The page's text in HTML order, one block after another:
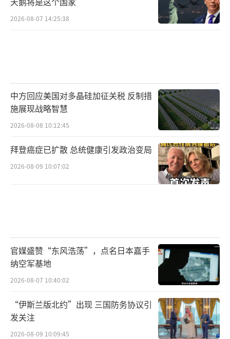
可容纳该舰的浮动船坞。但朝鲜似乎铁了心
要“自力更生”。从5月29日开始，焊工们日夜
然而，自力更生的代价是巨大的。舰艏切
除后，朝鲜只能用钢板焊制临时舰首，这种应
急措施不仅影响军舰的外观，更可能导致结构
强度不足。英国简氏防务分析认为，事故根源
在于造船工艺缺陷——朝鲜缺乏精密配载计算系
统，仅靠经验公式估算重心，这在现代化舰船
计划6月服役的驱逐舰至少推迟18个月，这对急
需更新舰队的朝鲜来说是沉重打击。更严重的
是，“神盾舰”的神话被打破，国际社会对朝
韩国东亚研究所指出，这次翻沉暴露的不
仅是朝鲜的技术缺陷，更是整个军工体系的脆
2026-08-07 14:25:38
中方回应美国对多晶硅加征关税 反制措
施展现战略智慧
2026-08-08 10:12:45
拜登癌症已扩散 总统健康引发政治变局
2026-08-09 10:07:02
官媒盛赞“东风浩荡”，点名日本嘉手
纳空军基地
2026-08-07 10:40:02
“伊斯兰版北约”出现 三国防务协议引
发关注
2026-08-09 10:09:45